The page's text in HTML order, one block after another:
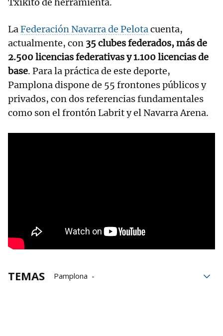
LaFederación Navarra de Pelotacuenta,
actualmente, con 35 clubes federados, más de
2.500 licencias federativas y 1.100 licencias de
base. Para la práctica de este deporte,
Pamplona dispone de 55 frontones públicos y
privados, con dos referencias fundamentales
como son el frontón Labrit y el Navarra Arena.
TEMAS
Pamplona